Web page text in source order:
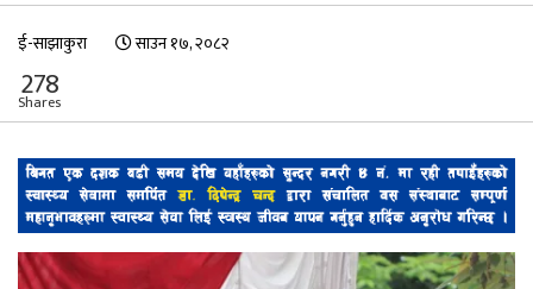
ई-साझाकुरा साउन १७, २०८२
278
Shares